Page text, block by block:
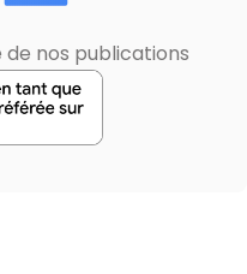
de nos publications